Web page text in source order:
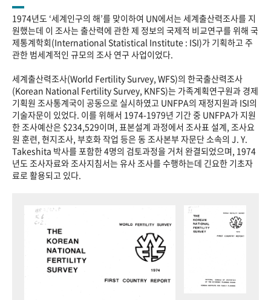
1974년도 ‘세계인구의 해’를 맞이하여 UN에서는 세계출산력조사를 지
원했는데 이 조사는 출산력에 관한 제 정보의 국제적 비교연구를 위해 국
제통계학회(International Statistical Institute : ISI)가 기획하고 주
관한 범세계적인 규모의 조사 연구 사업이었다.
세계출산력조사(World Fertility Survey, WFS)의 한국출산력조사
(Korean National Fertility Survey, KNFS)는 가족계획연구원과 경제
기획원 조사통계국이 공동으로 실시하였고 UNFPA의 재정지원과 ISI의
기술자문이 있었다. 이를 위해서 1974-1979년 기간 중 UNFPA가 지원
한 조사예산은 $234,529이며, 표본설계 과정에서 조사표 설계, 조사요
원 훈련, 현지조사, 부호화 작업 등은 동 조사본부 자문단 소속의 J. Y.
Takeshita 박사를 포함한 4명의 검토과정을 거처 완결되었으며, 1974
년도 조사자료와 조사지침서는 유사 조사를 수행하는데 긴요한 기초자
료로 활용되고 있다.